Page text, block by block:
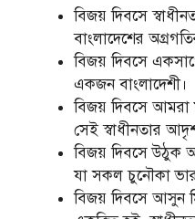
বিজয় দিবসে
বাংলাদেশের
বিজয় দিবসে
একজন বাংলাদেশী।
বিজয় দিবসে আমরা
সেই স্বাধীনতার
বিজয় দিবসে উঠুক
যা সকল চুনৌকা
বিজয় দিবসে আসুন